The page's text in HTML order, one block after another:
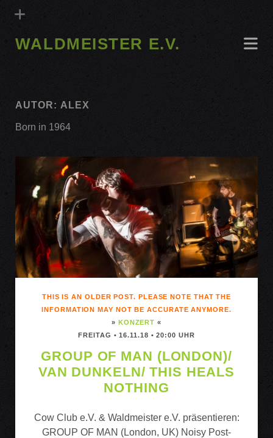
WALDMEISTER E.V.
AUTOR: ALEX
Born in 1964
THIS IS AN OLDER POST. PLEASE NOTE THAT THE
INFORMATION MAY NOT BE ACCURATE ANYMORE.
» KONZERT «
FREITAG • 16.11.18 • 20:00 UHR
GROUP OF MAN (LONDON)/
VAN DUNKELN/ THIS HEALS
NOTHING
Cow Club e.V. & Waldmeister e.V. präsentieren:
GROUP OF MAN (London, UK) Noisy Post-